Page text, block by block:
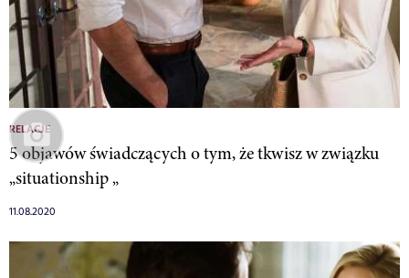
RELACJE
5 objawów świadczących o tym, że tkwisz w związku
„situationship „
11.08.2020